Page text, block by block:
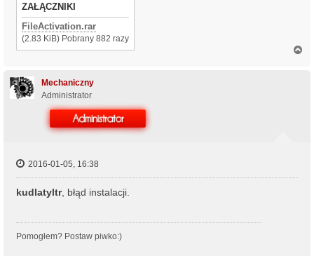
ZAŁĄCZNIKI
FileActivation.rar
(2.83 KiB) Pobrany 882 razy
Mechaniczny
Administrator
2016-01-05, 16:38
kudlatyltr, błąd instalacji.
Pomogłem? Postaw piwko:)